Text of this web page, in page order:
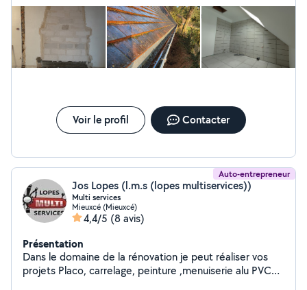
Voir le profil Contacter
Auto-entrepreneur
Jos Lopes (l.m.s (lopes multiservices))
Multi services
Mieuxcé (Mieuxcé)
4,4/5 (8 avis)
Présentation
Dans le domaine de la rénovation je peut réaliser vos
projets Placo, carrelage, peinture ,menuiserie alu PVC